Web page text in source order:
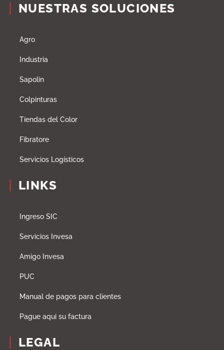
NUESTRAS SOLUCIONES
Agro
Industria
Sapolin
Colpinturas
Tiendas del Color
Fibratore
Servicios Logísticos
LINKS
Ingreso SIC
Servicios Invesa
Amigo Invesa
PUC
Manual de pagos para clientes
Pague aqui su factura
LEGAL